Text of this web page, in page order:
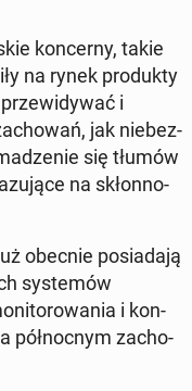
kon­cer­ny, takie
na rynek pro­duk­ty
i
jak nie­bez­
się tłumów
na skłon­no­
obecnie po­sia­da­ją
sys­te­mów
i kon­
pół­noc­nym za­cho­